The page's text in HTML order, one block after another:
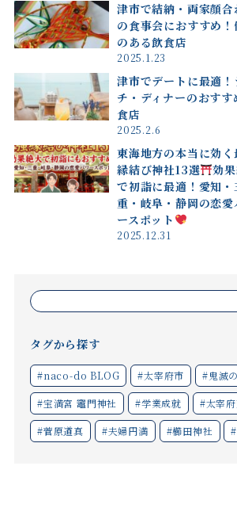
津市で結納・両家顔合
の食事会におすすめ！
のある飲食店
2025.1.23
津市でデートに最適！
チ・ディナーのおすす
食店
2025.2.6
東海地方の本当に効く
縁結び神社13選
効
で初詣に最適！愛知・
重・岐阜・静岡の恋愛
ースポット
2025.12.31
索:
タグから探す
#naco-do BLOG #太宰府市 #鬼滅
#宝満宮 竈門神社 #学業成就 #太宰
#菅原道真 #夫婦円満 #櫛田神社